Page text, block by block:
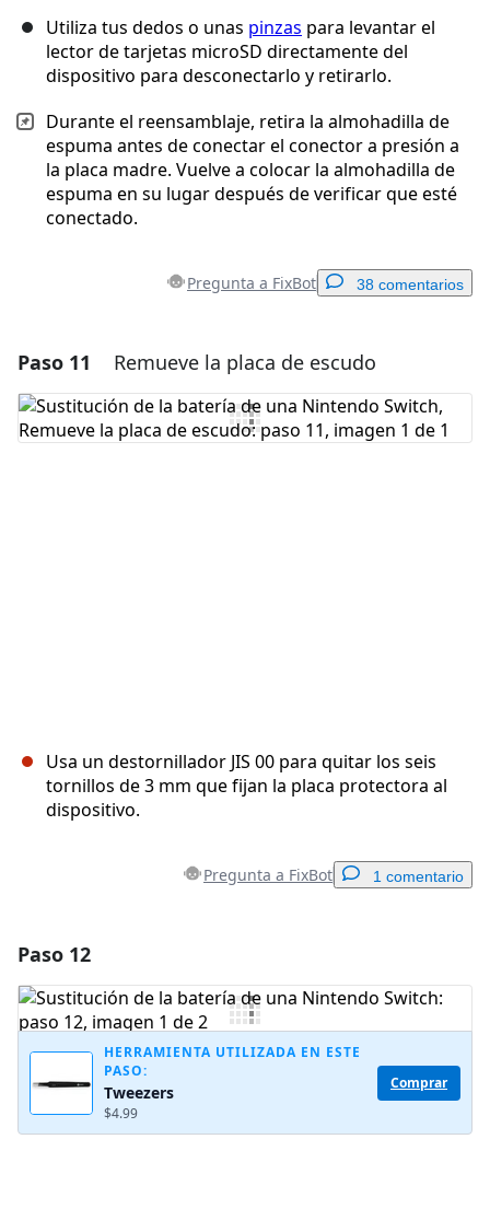
Utiliza tus dedos o unas pinzas para levantar el
lector de tarjetas microSD directamente del
dispositivo para desconectarlo y retirarlo.
Durante el reensamblaje, retira la almohadilla de
espuma antes de conectar el conector a presión a
la placa madre. Vuelve a colocar la almohadilla de
espuma en su lugar después de verificar que esté
conectado.
Pregunta a FixBot 38 comentarios
Agregar un comentario
Agregar Comentario
Paso 11 Remueve la placa de escudo
Usa un destornillador JIS 00 para quitar los seis
tornillos de 3 mm que fijan la placa protectora al
dispositivo.
Pregunta a FixBot 1 comentario
Agregar Comentario
Publicar comentario
Paso 12
HERRAMIENTA UTILIZADA EN ESTE
PASO:
Tweezers
$4.99
Comprar